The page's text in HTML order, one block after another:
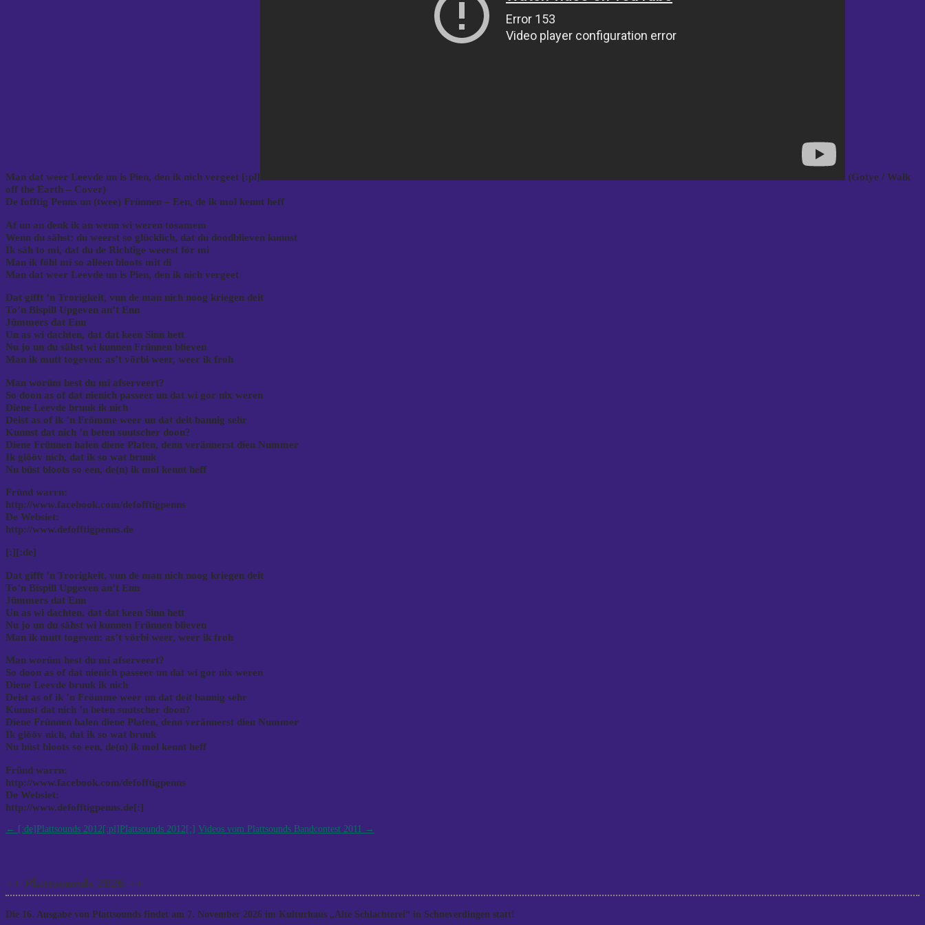
Man dat weer Leevde un is Pien, den ik nich vergeet [:pl]
(Gotye / Walk
off the Earth – Cover)
De fofftig Penns un (twee) Frünnen – Een, de ik mol kennt heff
Af un an denk ik an wenn wi weren tosamem
Wenn du sähst: du weerst so glücklich, dat du doodblieven kunnst
Ik säh to mi, dat du de Richtige weerst för mi
Man ik föhl mi so alleen bloots mit di
Man dat weer Leevde un is Pien, den ik nich vergeet
Dat gifft ’n Trorigkeit, vun de man nich noog kriegen deit
To’n Bispill Upgeven an’t Enn
Jümmers dat Enn
Un as wi dachten, dat dat keen Sinn hett
Nu jo un du sähst wi kunnen Frünnen blieven
Man ik mutt togeven: as’t vörbi weer, weer ik froh
Man worüm hest du mi afserveert?
So doon as of dat nienich passeer un dat wi gor nix weren
Diene Leevde bruuk ik nich
Deist as of ik ’n Frömme weer un dat deit bannig sehr
Kunnst dat nich ’n beten suutscher doon?
Diene Frünnen halen diene Platen, denn verännerst dien Nummer
Ik glööv nich, dat ik so wat bruuk
Nu büst bloots so een, de(n) ik mol kennt heff
Fründ warrn:
http://www.facebook.com/defofftigpenns
De Websiet:
http://www.defofftigpenns.de
[:][:de]
Dat gifft ’n Trorigkeit, vun de man nich noog kriegen deit
To’n Bispill Upgeven an’t Enn
Jümmers dat Enn
Un as wi dachten, dat dat keen Sinn hett
Nu jo un du sähst wi kunnen Frünnen blieven
Man ik mutt togeven: as’t vörbi weer, weer ik froh
Man worüm hest du mi afserveert?
So doon as of dat nienich passeer un dat wi gor nix weren
Diene Leevde bruuk ik nich
Deist as of ik ’n Frömme weer un dat deit bannig sehr
Kunnst dat nich ’n beten suutscher doon?
Diene Frünnen halen diene Platen, denn verännerst dien Nummer
Ik glööv nich, dat ik so wat bruuk
Nu büst bloots so een, de(n) ik mol kennt heff
Fründ warrn:
http://www.facebook.com/defofftigpenns
De Websiet:
http://www.defofftigpenns.de[:]
Post
← [:de]Plattsounds 2012[:pl]Plattsounds 2012[:] Videos vom Plattsounds Bandcontest 2011 →
++ Plattsounds 2026 ++
Die 16. Ausgabe von Plattsounds findet am 7. November 2026 im Kulturhaus „Alte Schlachterei“ in Schneverdingen statt!